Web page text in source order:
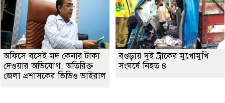
অফিসে বসেই মদ কেনার টাকা
দেওয়ার অভিযোগ, অতিরিক্ত
জেলা প্রশাসকের ভিডিও ভাইরাল
বগুড়ায় দুই ট্রাকের মুখোমুখি
সংঘর্ষে নিহত ৪